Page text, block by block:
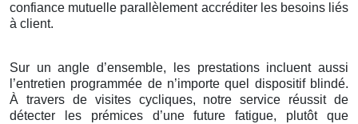
confiance mutuelle parallèlement accréditer les besoins liés
à client.
Sur un angle d’ensemble, les prestations incluent aussi
l’entretien programmée de n’importe quel dispositif blindé.
À travers de visites cycliques, notre service réussit de
détecter les prémices d’une future fatigue, plutôt que